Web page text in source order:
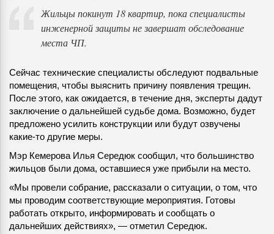
Жильцы покинут 18 квартир, пока специалисты
инженерной защиты не завершат обследование
места ЧП.
Сейчас технические специалисты обследуют подвальные
помещения, чтобы выяснить причину появления трещин.
После этого, как ожидается, в течение дня, эксперты дадут
заключение о дальнейшей судьбе дома. Возможно, будет
предложено усилить конструкции или будут озвучены
какие-то другие меры.
Мэр Кемерова Илья Середюк сообщил, что большинство
жильцов были дома, оставшиеся уже прибыли на место.
«Мы провели собрание, рассказали о ситуации, о том, что
мы проводим соответствующие мероприятия. Готовы
работать открыто, информировать и сообщать о
дальнейших действиях», — отметил Середюк.